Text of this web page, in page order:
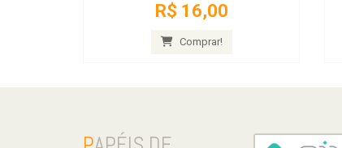
R$ 16,00
Comprar!